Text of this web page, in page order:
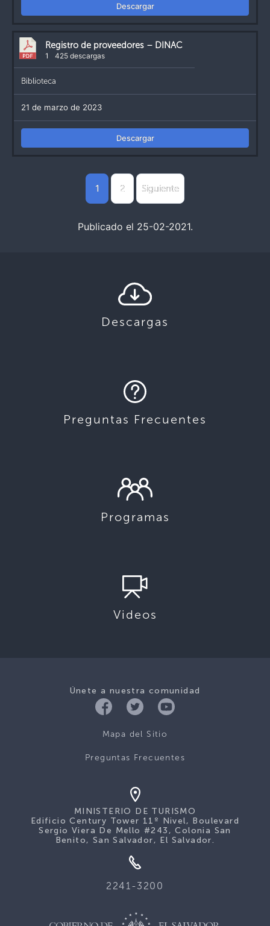
Descargar
Registro de proveedores – DINAC
1 425 descargas
Biblioteca
21 de marzo de 2023
Descargar
1 2 Siguiente
Publicado el 25-02-2021.
Descargas
Preguntas Frecuentes
Programas
Videos
Únete a nuestra comunidad
Mapa del Sitio
Preguntas Frecuentes
MINISTERIO DE TURISMO
Edificio Century Tower 11º Nivel, Boulevard
Sergio Viera De Mello #243, Colonia San
Benito, San Salvador, El Salvador.
2241-3200